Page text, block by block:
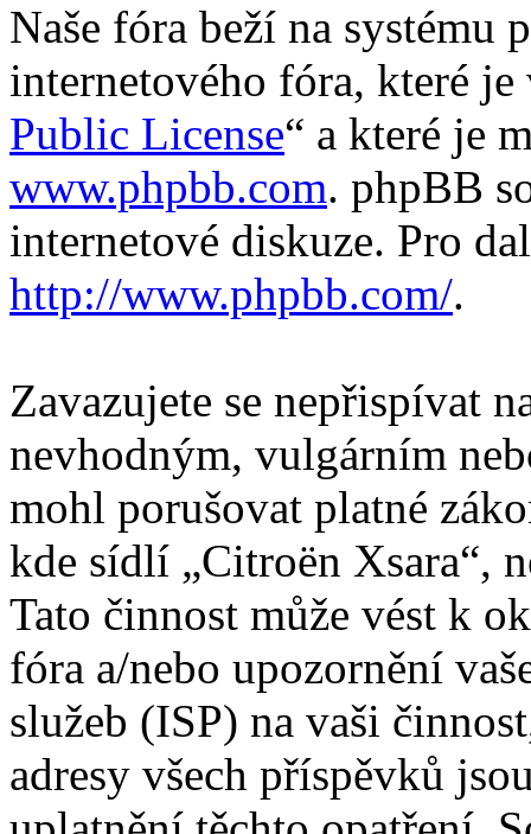
Naše fóra beží na systému
internetového fóra, které
Public License“ a které je
www.phpbb.com. phpBB
internetové diskuze. Pro
http://www.phpbb.com/.
Zavazujete se nepřispívat
nevhodným, vulgárním
mohl porušovat platné
kde sídlí „Citroën Xsara“,
Tato činnost může vést k
fóra a/nebo upozornění
služeb (ISP) na vaši
adresy všech příspěvků